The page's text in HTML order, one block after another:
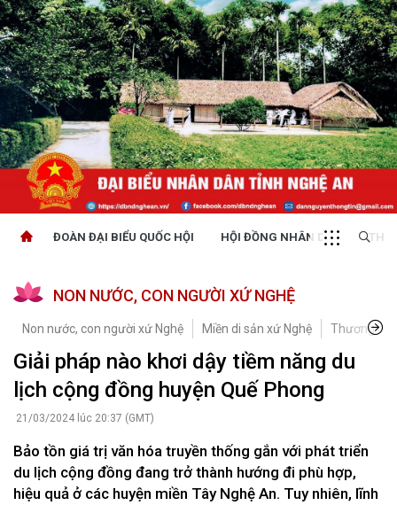
ĐOÀN ĐẠI BIỂU QUỐC HỘI HỘI ĐỒNG NHÂN DÂN
NON NƯỚC, CON NGƯỜI XỨ NGHỆ
Non nước, con người xứ Nghệ Miền di sản xứ Nghệ Thương
Giải pháp nào khơi dậy tiềm năng du
lịch cộng đồng huyện Quế Phong
21/03/2024 lúc 20:37 (GMT)
Bảo tồn giá trị văn hóa truyền thống gắn với phát triển
du lịch cộng đồng đang trở thành hướng đi phù hợp,
hiệu quả ở các huyện miền Tây Nghệ An. Tuy nhiên, lĩnh